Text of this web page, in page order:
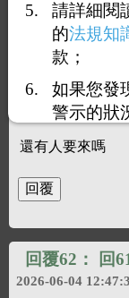
<< 1
回覆61：
2026-06-04
還有人要來嗎
回覆62： 回
2026-06-04
請詳細閱
的法規知
款；
如果您發
警示的狀
絡我們，